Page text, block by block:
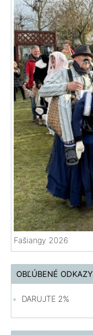
Fašiangy 2026
OBĽÚBENÉ ODKAZY
DARUJTE 2%